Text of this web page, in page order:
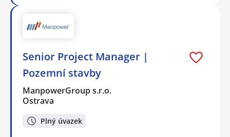
Senior Project Manager |
Pozemní stavby
ManpowerGroup s.r.o.
Ostrava
Plný úvazek